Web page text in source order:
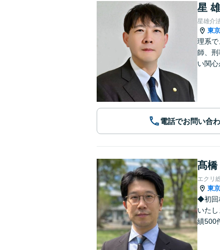
星
星雄介
東
理系
師、
い関心
電話でお問い合
髙橋
エクリ
東
◆初回
いた
績500